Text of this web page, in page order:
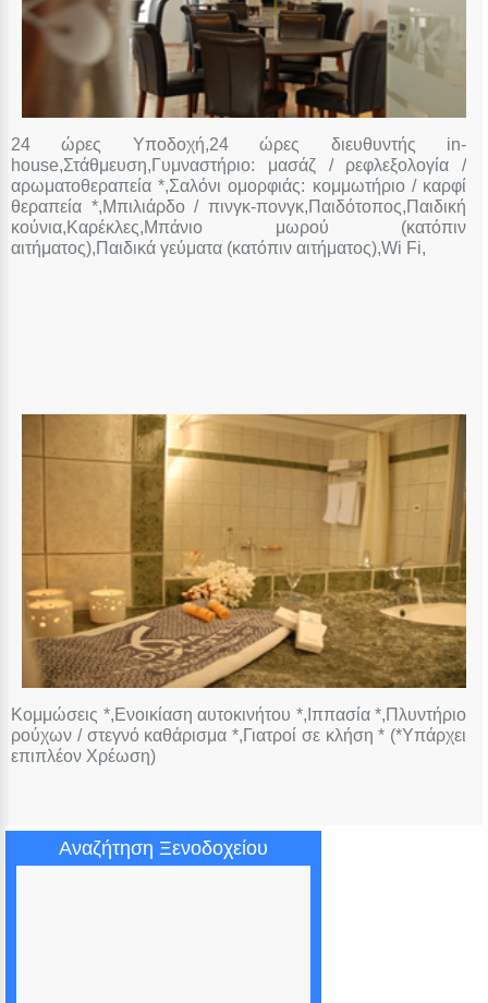
24 ώρες Υποδοχή,24 ώρες διευθυντής in-
house,Στάθμευση,Γυμναστήριο: μασάζ / ρεφλεξολογία /
αρωματοθεραπεία *,Σαλόνι ομορφιάς: κομμωτήριο / καρφί
θεραπεία *,Μπιλιάρδο / πινγκ-πονγκ,Παιδότοπος,Παιδική
κούνια,Καρέκλες,Μπάνιο μωρού (κατόπιν
αιτήματος),Παιδικά γεύματα (κατόπιν αιτήματος),Wi Fi,
Κομμώσεις *,Ενοικίαση αυτοκινήτου *,Ιππασία *,Πλυντήριο
ρούχων / στεγνό καθάρισμα *,Γιατροί σε κλήση * (*Υπάρχει
επιπλέον Χρέωση)
Αναζήτηση Ξενοδοχείου